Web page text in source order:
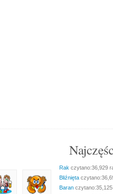
Rak czytano:36,929
Bliźnięta
Baran